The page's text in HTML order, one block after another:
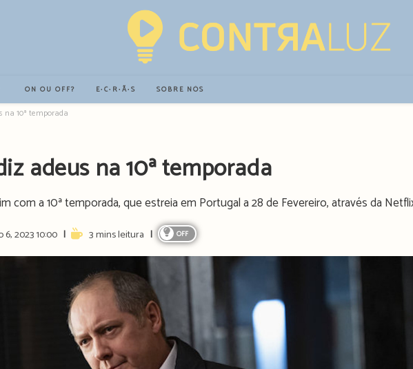
ON OU OFF? E∙C∙R∙Ã∙S SOBRE NÓS
na 10ª temporada
adeus na 10ª temporada
com a 10ª temporada, que estreia em Portugal a 28 de Fevereiro, através da
2023 10:00
Reading3 mins leitura OFF